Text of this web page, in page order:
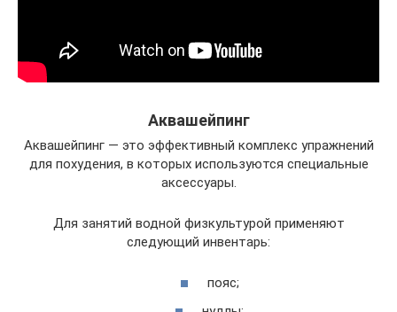
Аквашейпинг
Аквашейпинг — это эффективный комплекс упражнений
для похудения, в которых используются специальные
аксессуары.
Для занятий водной физкультурой применяют
следующий инвентарь:
пояс;